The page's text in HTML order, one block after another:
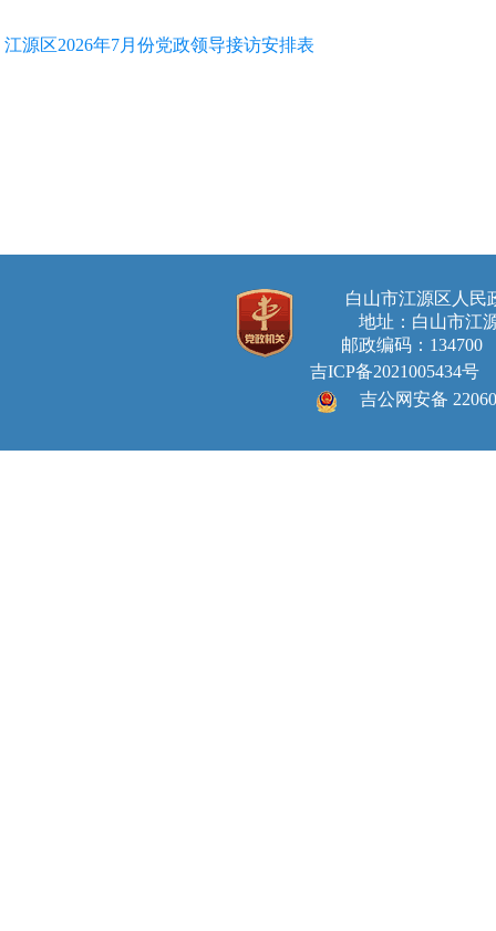
江源区2026年7月份党政领导接访安排表
白山市江源区人
地址：白山市江
邮政编码：134700
吉ICP备2021005434号
吉公网安备